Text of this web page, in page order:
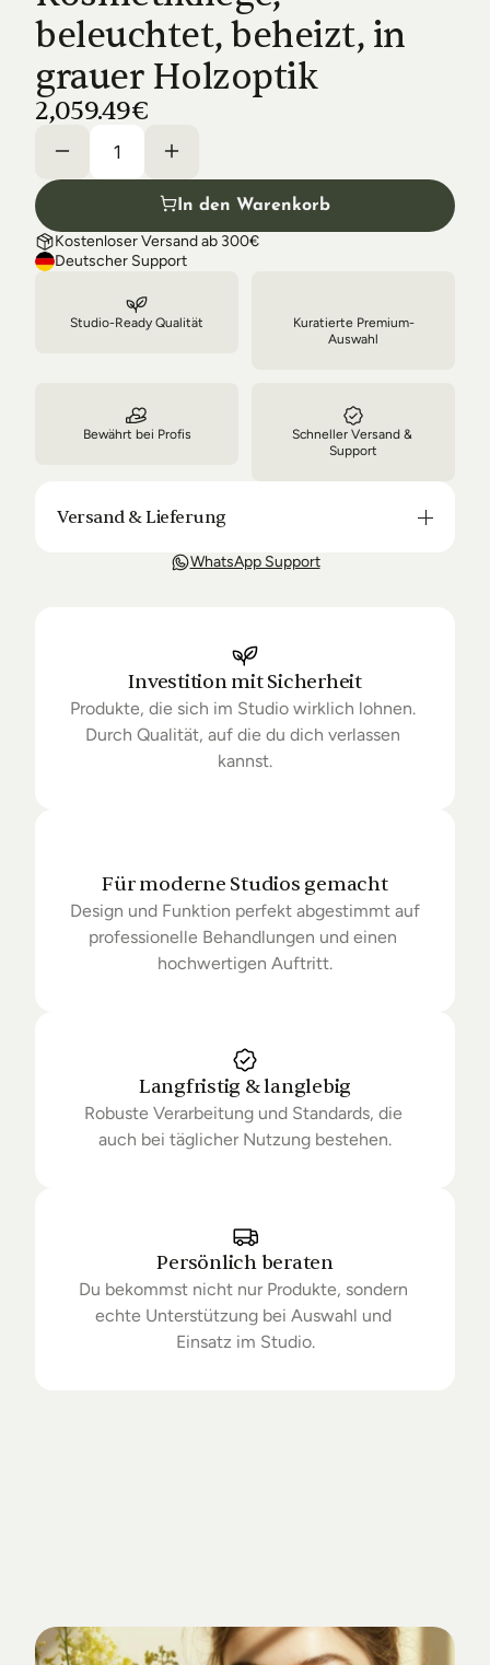
beleuchtet, beheizt, in
grauer Holzoptik
2,059.49€
In den Warenkorb
Kostenloser Versand ab 300€
Deutscher Support
Studio-Ready Qualität
Kuratierte Premium-
Auswahl
Bewährt bei Profis
Schneller Versand &
Support
Versand & Lieferung
Unsere Lieferung ist in der Regel in 3-8 Tagen bei
Lieferung unter Umständen um einige Tage
verzögern.
WhatsApp Support
Investition mit Sicherheit
Produkte, die sich im Studio wirklich lohnen.
Durch Qualität, auf die du dich verlassen
kannst.
Für moderne Studios gemacht
Design und Funktion perfekt abgestimmt auf
professionelle Behandlungen und einen
hochwertigen Auftritt.
Langfristig & langlebig
Robuste Verarbeitung und Standards, die
auch bei täglicher Nutzung bestehen.
Persönlich beraten
Du bekommst nicht nur Produkte, sondern
echte Unterstützung bei Auswahl und
Einsatz im Studio.
Studio-Alltag.